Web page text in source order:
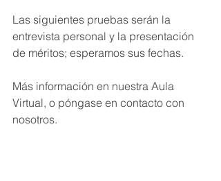
Las siguientes pruebas serán la
entrevista personal y la presentación
de méritos; esperamos sus fechas.
Más información en nuestra Aula
Virtual, o póngase en contacto con
nosotros.